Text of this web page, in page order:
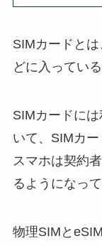
SIMカードと
どに入ってい
SIMカードに
いて、SIMカ
スマホは契約
るようになって
物理SIMと